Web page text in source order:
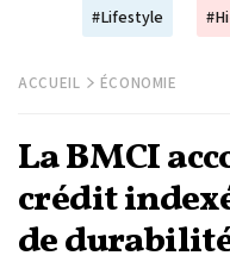
#Lifestyle
ACCUEIL ÉCONOMIE
La BMCI
crédit
de